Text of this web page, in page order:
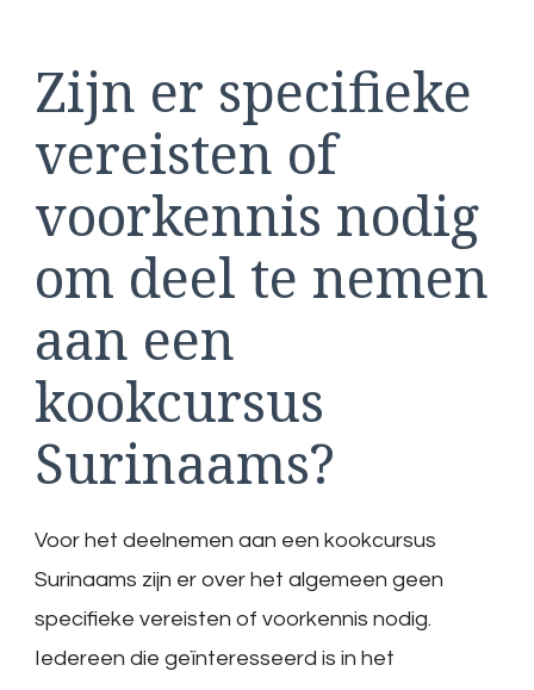
Zijn er specifieke
vereisten of
voorkennis nodig
om deel te nemen
aan een
kookcursus
Surinaams?
Voor het deelnemen aan een kookcursus
Surinaams zijn er over het algemeen geen
specifieke vereisten of voorkennis nodig.
Iedereen die geïnteresseerd is in het